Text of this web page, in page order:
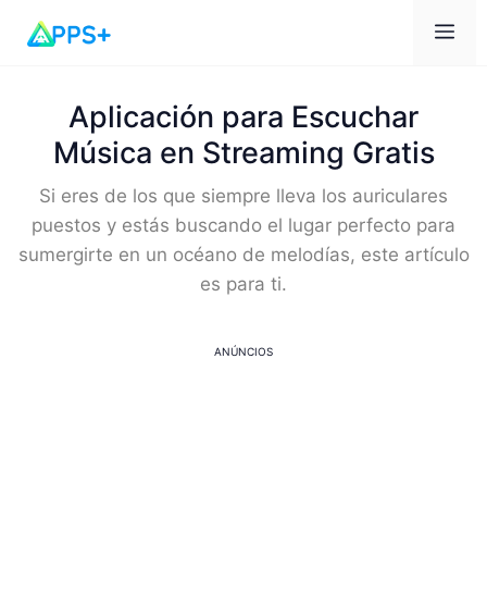
Aplicación para Escuchar
Música en Streaming Gratis
Si eres de los que siempre lleva los auriculares
puestos y estás buscando el lugar perfecto para
sumergirte en un océano de melodías, este artículo
es para ti.
ANÚNCIOS